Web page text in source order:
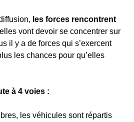
les forces rencontrent
vont devoir se concentrer sur
il y a de forces qui s’exercent
les chances pour qu’elles
à 4 voies :
les véhicules sont répartis